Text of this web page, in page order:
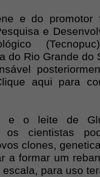
e do promotor
e
do Rio Grande do
aqui para
e o leite de
os cientistas
clones,
a formar um
para uso